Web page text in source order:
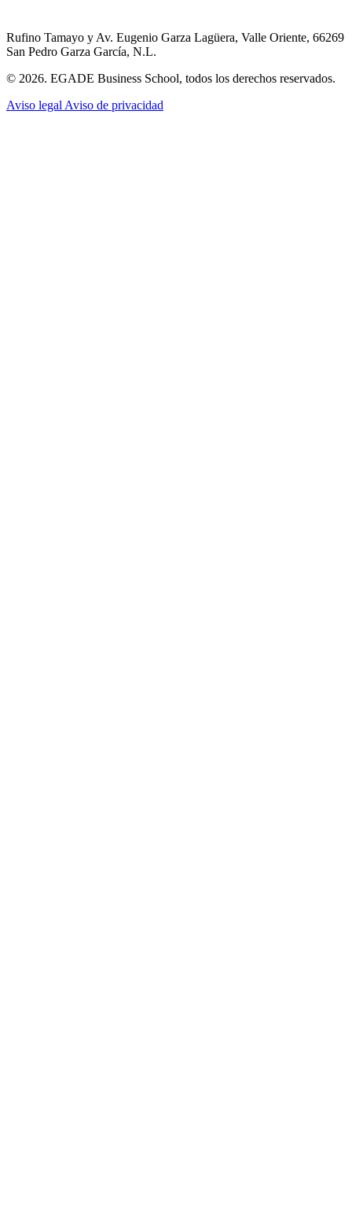
Rufino Tamayo y Av. Eugenio Garza Lagüera, Valle Oriente, 66269
San Pedro Garza García, N.L.
© 2026. EGADE Business School, todos los derechos reservados.
Aviso legal Aviso de privacidad